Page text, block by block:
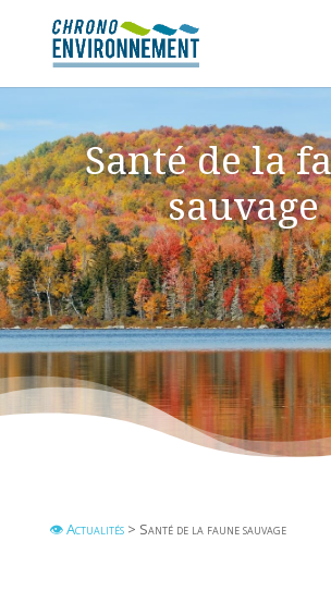
Santé de la
sauvage
👁 Actualités> Santé de la faune sauvage